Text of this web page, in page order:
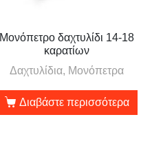
Μονόπετρο δαχτυλίδι 14-18
καρατίων
Δαχτυλίδια, Μονόπετρα
Διαβάστε περισσότερα